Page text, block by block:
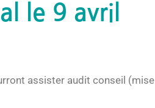
le 9 avril
assister audit conseil (mise